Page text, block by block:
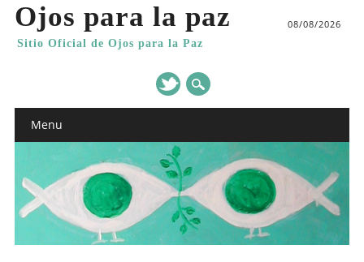
Ojos para la paz
Sitio Oficial de Ojos para la Paz
08/08/2026
Main menu
Menu